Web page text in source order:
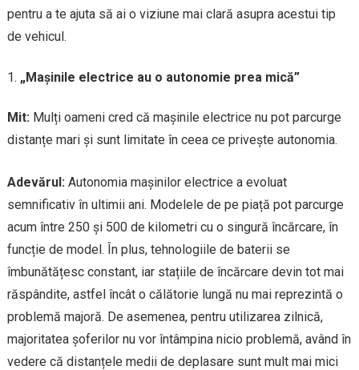
pentru a te ajuta să ai o viziune mai clară asupra acestui tip
de vehicul.
„Mașinile electrice au o autonomie prea mică”
Mit:Mulți oameni cred că mașinile electrice nu pot parcurge
distanțe mari și sunt limitate în ceea ce privește autonomia.
Adevărul:Autonomia mașinilor electrice a evoluat
semnificativ în ultimii ani. Modelele de pe piață pot parcurge
acum între 250 și 500 de kilometri cu o singură încărcare, în
funcție de model. În plus, tehnologiile de baterii se
îmbunătățesc constant, iar stațiile de încărcare devin tot mai
răspândite, astfel încât o călătorie lungă nu mai reprezintă o
problemă majoră. De asemenea, pentru utilizarea zilnică,
majoritatea șoferilor nu vor întâmpina nicio problemă, având în
vedere că distanțele medii de deplasare sunt mult mai mici